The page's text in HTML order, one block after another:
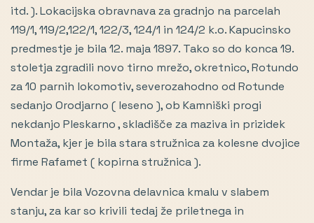
itd. ). Lokacijska obravnava za gradnjo na parcelah
119/1, 119/2,122/1, 122/3, 124/1 in 124/2 k.o. Kapucinsko
predmestje je bila 12. maja 1897. Tako so do konca 19.
stoletja zgradili novo tirno mrežo, okretnico, Rotundo
za 10 parnih lokomotiv, severozahodno od Rotunde
sedanjo Orodjarno ( leseno ), ob Kamniški progi
nekdanjo Pleskarno , skladišče za maziva in prizidek
Montaža, kjer je bila stara stružnica za kolesne dvojice
firme Rafamet ( kopirna stružnica ).
Vendar je bila Vozovna delavnica kmalu v slabem
stanju, za kar so krivili tedaj že priletnega in